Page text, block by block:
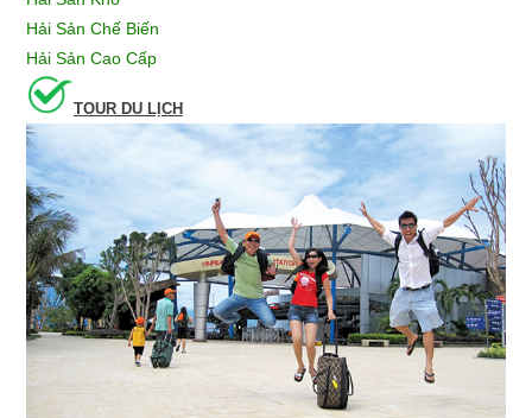
Hải Sản Chế Biến
Hải Sản Cao Cấp
TOUR DU LỊCH